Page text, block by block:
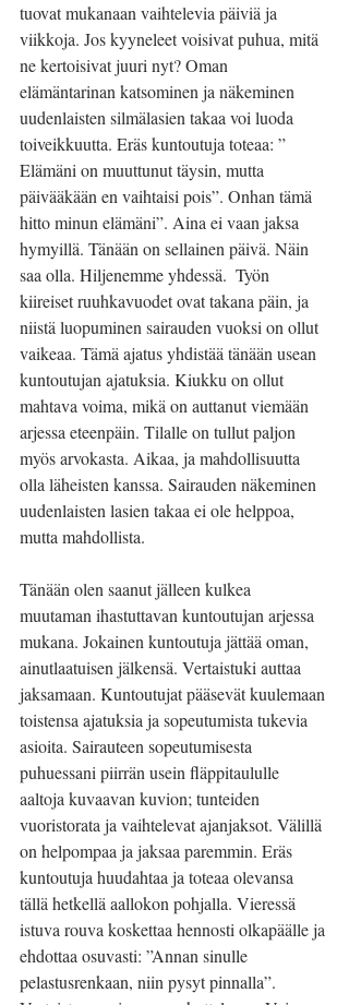
tuovat mukanaan vaihtelevia päiviä ja
viikkoja. Jos kyyneleet voisivat puhua, mitä
ne kertoisivat juuri nyt? Oman
elämäntarinan katsominen ja näkeminen
uudenlaisten silmälasien takaa voi luoda
toiveikkuutta. Eräs kuntoutuja toteaa: ”
Elämäni on muuttunut täysin, mutta
päivääkään en vaihtaisi pois”. Onhan tämä
hitto minun elämäni”. Aina ei vaan jaksa
hymyillä. Tänään on sellainen päivä. Näin
saa olla. Hiljenemme yhdessä.  Työn
kiireiset ruuhkavuodet ovat takana päin, ja
niistä luopuminen sairauden vuoksi on ollut
vaikeaa. Tämä ajatus yhdistää tänään usean
kuntoutujan ajatuksia. Kiukku on ollut
mahtava voima, mikä on auttanut viemään
arjessa eteenpäin. Tilalle on tullut paljon
myös arvokasta. Aikaa, ja mahdollisuutta
olla läheisten kanssa. Sairauden näkeminen
uudenlaisten lasien takaa ei ole helppoa,
mutta mahdollista.
Tänään olen saanut jälleen kulkea
muutaman ihastuttavan kuntoutujan arjessa
mukana. Jokainen kuntoutuja jättää oman,
ainutlaatuisen jälkensä. Vertaistuki auttaa
jaksamaan. Kuntoutujat pääsevät kuulemaan
toistensa ajatuksia ja sopeutumista tukevia
asioita. Sairauteen sopeutumisesta
puhuessani piirrän usein fläppitaululle
aaltoja kuvaavan kuvion; tunteiden
vuoristorata ja vaihtelevat ajanjaksot. Välillä
on helpompaa ja jaksaa paremmin. Eräs
kuntoutuja huudahtaa ja toteaa olevansa
tällä hetkellä aallokon pohjalla. Vieressä
istuva rouva koskettaa hennosti olkapäälle ja
ehdottaa osuvasti: ”Annan sinulle
pelastusrenkaan, niin pysyt pinnalla”.